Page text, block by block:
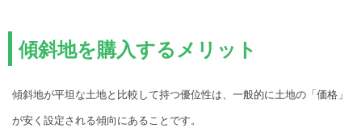
傾斜地を購入するメリット
傾斜地が平坦な土地と比較して持つ優位性は、一般的に土地の「価格」
が安く設定される傾向にあることです。